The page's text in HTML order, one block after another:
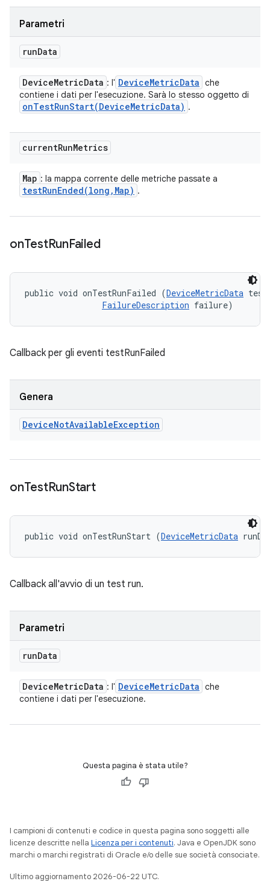
Parametri
runData
DeviceMetricData : l' DeviceMetricData che
contiene i dati per l'esecuzione. Sarà lo stesso oggetto di
onTestRunStart(DeviceMetricData) .
currentRunMetrics
Map : la mappa corrente delle metriche passate a
testRunEnded(long , Map) .
onTestRunFailed
public void onTestRunFailed (DeviceMetricData
FailureDescription failure)
Callback per gli eventi testRunFailed
Genera
DeviceNotAvailableException
onTestRunStart
public void onTestRunStart (DeviceMetricData
Callback all'avvio di un test run.
Parametri
runData
DeviceMetricData : l' DeviceMetricData che
contiene i dati per l'esecuzione.
Questa pagina è stata utile?
I campioni di contenuti e codice in questa pagina sono soggetti alle
licenze descritte nella Licenza per i contenuti. Java e OpenJDK sono
marchi o marchi registrati di Oracle e/o delle sue società consociate.
Ultimo aggiornamento 2026-06-22 UTC.